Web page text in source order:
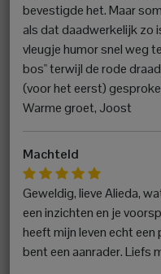
bevestigde het. Maar
als dat daadwerkelijk zo
vleugje humor snel weg
bos" terwijl de rode
(voor het eerst)
Warme groet, Joost
Machteld
Geweldig, lieve Alieda,
een inzichten en je
heeft mijn leven echt
bent een aanrader. Liefs